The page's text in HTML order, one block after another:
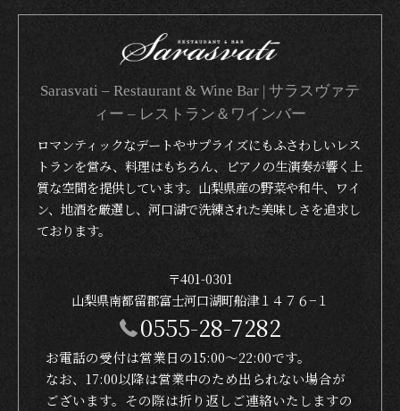
Sarasvati – Restaurant & Wine Bar | サラスヴァテ
ィー – レストラン＆ワインバー
ロマンティックなデートやサプライズにもふさわしいレス
トランを営み、料理はもちろん、ピアノの生演奏が響く上
質な空間を提供しています。山梨県産の野菜や和牛、ワイ
ン、地酒を厳選し、河口湖で洗練された美味しさを追求し
ております。
〒401-0301
山梨県南都留郡富士河口湖町船津１４７６−１
0555-28-7282
お電話の受付は営業日の15:00〜22:00です。
なお、17:00以降は営業中のため出られない場合が
ございます。その際は折り返しご連絡いたしますの